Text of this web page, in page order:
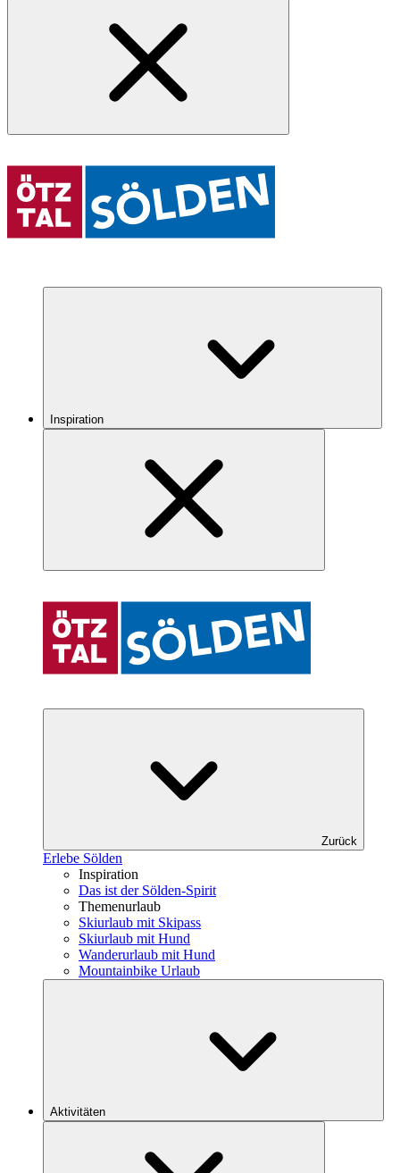
Inspiration
Zurück
Erlebe Sölden
Inspiration
Das ist der Sölden-Spirit
Themenurlaub
Skiurlaub mit Skipass
Skiurlaub mit Hund
Wanderurlaub mit Hund
Mountainbike Urlaub
Aktivitäten